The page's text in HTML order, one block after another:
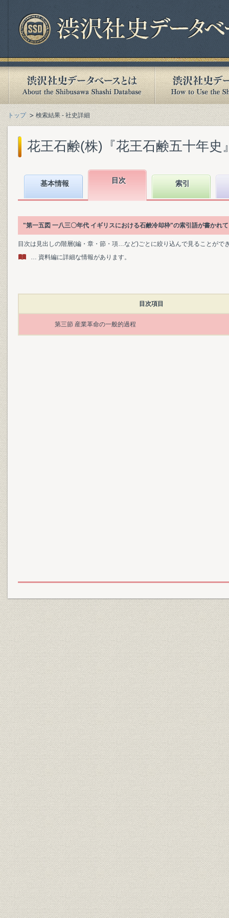
トップ 検索結果 - 社史詳細
花王石鹸(株)『花王石鹸五十年史
基本情報 目次 索引
"第一五図 一八三〇年代 イギリスにおける石鹸冷却枠"の索引語が書かれ
目次は見出しの階層(編・章・節・項…など)ごとに絞り込んで見ることがで
… 資料編に詳細な情報があります。
目次項目
第三節 産業革命の一般的過程